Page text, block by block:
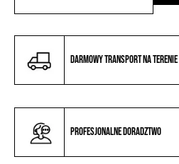
Darmowy transport na
Profesjonalne doradztwo